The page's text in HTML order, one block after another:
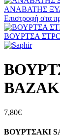
ΑΝΑΒΑΤΗΣ
Επιστροφή στα
ΒΟΥΡΤΣΑ
7,80€
ΒΟΥΡΤΣΑΚΙ